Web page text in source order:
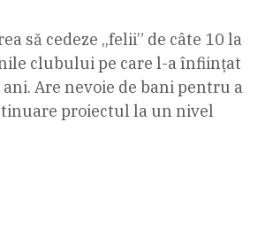
să cedeze „felii” de câte 10 la
clubului pe care l-a înființat
Are nevoie de bani pentru a
proiectul la un nivel